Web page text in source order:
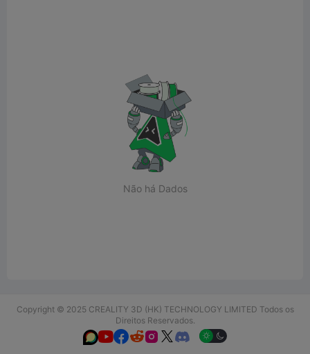
Não há Dados
Copyright © 2025 CREALITY 3D (HK) TECHNOLOGY LIMITED Todos os
Direitos Reservados.
  